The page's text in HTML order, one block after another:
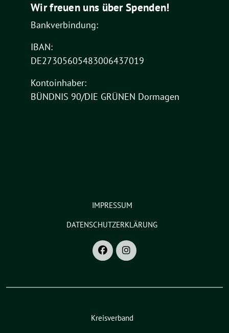
Wir freuen uns über Spenden!
Bankverbindung:
IBAN:
DE27305605483006437019
Kontoinhaber:
BÜNDNIS 90/DIE GRÜNEN Dormagen
IMPRESSUM
DATENSCHUTZERKLÄRUNG
Kreisverband